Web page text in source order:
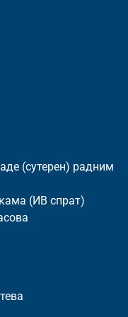
(сутерен) радним
(ИВ спрат)